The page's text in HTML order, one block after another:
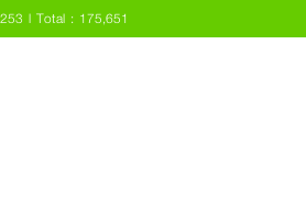
l Total : 175,651